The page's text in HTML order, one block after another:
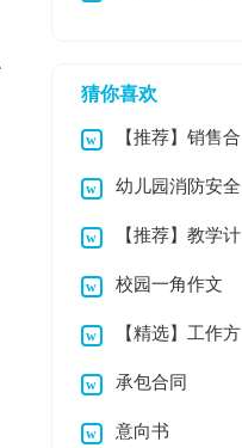
猜你喜欢
【推荐】销售合
同汇编六篇
幼儿园消防安全
工作计划【推荐】教学计
划集锦九篇
校园一角作文
【精选】工作方
案模板汇总五篇
承包合同
意向书